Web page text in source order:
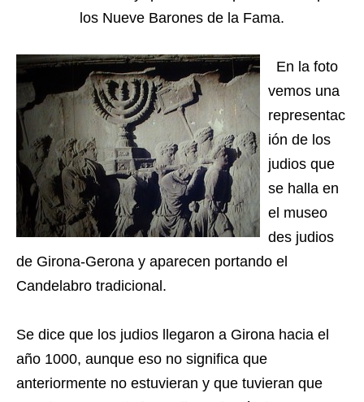
los Nueve Barones de la Fama.
En la foto
vemos una
representac
ión de los
judios que
se halla en
el museo
des judios
de Girona-Gerona y aparecen portando el
Candelabro tradicional.
Se dice que los judios llegaron a Girona hacia el
año 1000, aunque eso no significa que
anteriormente no estuvieran y que tuvieran que